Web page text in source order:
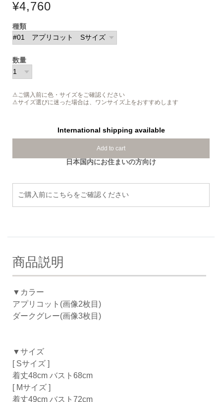
¥4,760
種類
数量
⚠ご購入前に色・サイズをご確認ください
⚠サイズ選びに迷った場合は、ワンサイズ上をおすすめします
International shipping available
Add to cart
日本国内にお住まいの方向け
ご購入前にこちらをご確認ください
商品説明
▼カラー
アプリコット(画像2枚目)
ダークグレー(画像3枚目)
▼サイズ
[ Sサイズ ]
着丈48cm バスト68cm
[ Mサイズ ]
着丈49cm バスト72cm